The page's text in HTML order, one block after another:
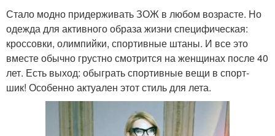
Стало модно придерживать ЗОЖ в любом возрасте. Но
одежда для активного образа жизни специфическая:
кроссовки, олимпийки, спортивные штаны. И все это
вместе обычно грустно смотрится на женщинах после 40
лет. Есть выход: обыграть спортивные вещи в спорт-
шик! Особенно актуален этот стиль для лета.